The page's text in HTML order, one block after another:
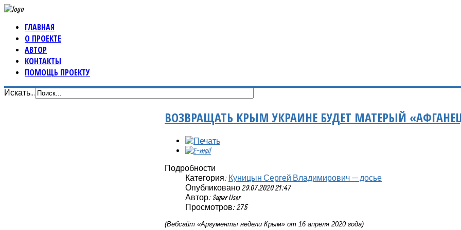
ГЛАВНАЯ
О ПРОЕКТЕ
АВТОР
КОНТАКТЫ
ПОМОЩЬ ПРОЕКТУ
Искать...
ВОЗВРАЩАТЬ КРЫМ УКРАИНЕ БУДЕТ МАТЕРЫЙ
Подробности
Категория: Куницын Сергей Владимирович — досье
Опубликовано 29.07.2020 21:47
Автор: Super User
Просмотров: 275
(Вебсайт «Аргументы недели Крым» от 16 апреля 2020 года)